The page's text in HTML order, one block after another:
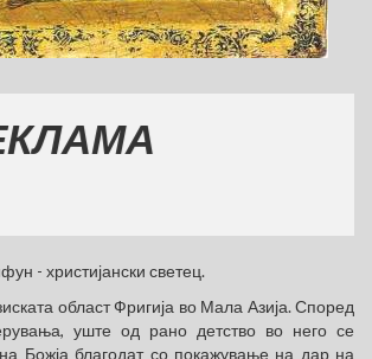
- христијански светец.
област Фригија во Мала Азија. Според
уште од рано детство во него се
Божја благодат со покажување на дар на